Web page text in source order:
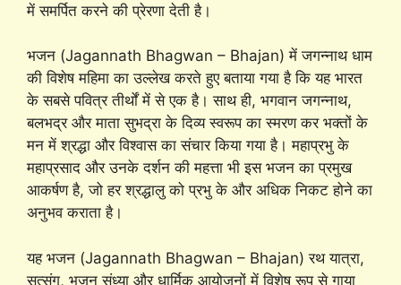
में समर्पित करने की प्रेरणा देती है।
भजन (Jagannath Bhagwan – Bhajan) में जगन्नाथ धाम
की विशेष महिमा का उल्लेख करते हुए बताया गया है कि यह भारत
के सबसे पवित्र तीर्थों में से एक है। साथ ही, भगवान जगन्नाथ,
बलभद्र और माता सुभद्रा के दिव्य स्वरूप का स्मरण कर भक्तों के
मन में श्रद्धा और विश्वास का संचार किया गया है। महाप्रभु के
महाप्रसाद और उनके दर्शन की महत्ता भी इस भजन का प्रमुख
आकर्षण है, जो हर श्रद्धालु को प्रभु के और अधिक निकट होने का
अनुभव कराता है।
यह भजन (Jagannath Bhagwan – Bhajan) रथ यात्रा,
सत्संग, भजन संध्या और धार्मिक आयोजनों में विशेष रूप से गाया